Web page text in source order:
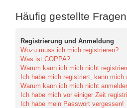
Häufig gestellte Fragen
Registrierung und Anmeldung
Wozu muss ich mich registrieren?
Was ist COPPA?
Warum kann ich mich nicht
Ich habe mich registriert, kann mich
Warum kann ich mich nicht
Ich habe mich vor einiger Zeit
Ich habe mein Passwort vergessen!